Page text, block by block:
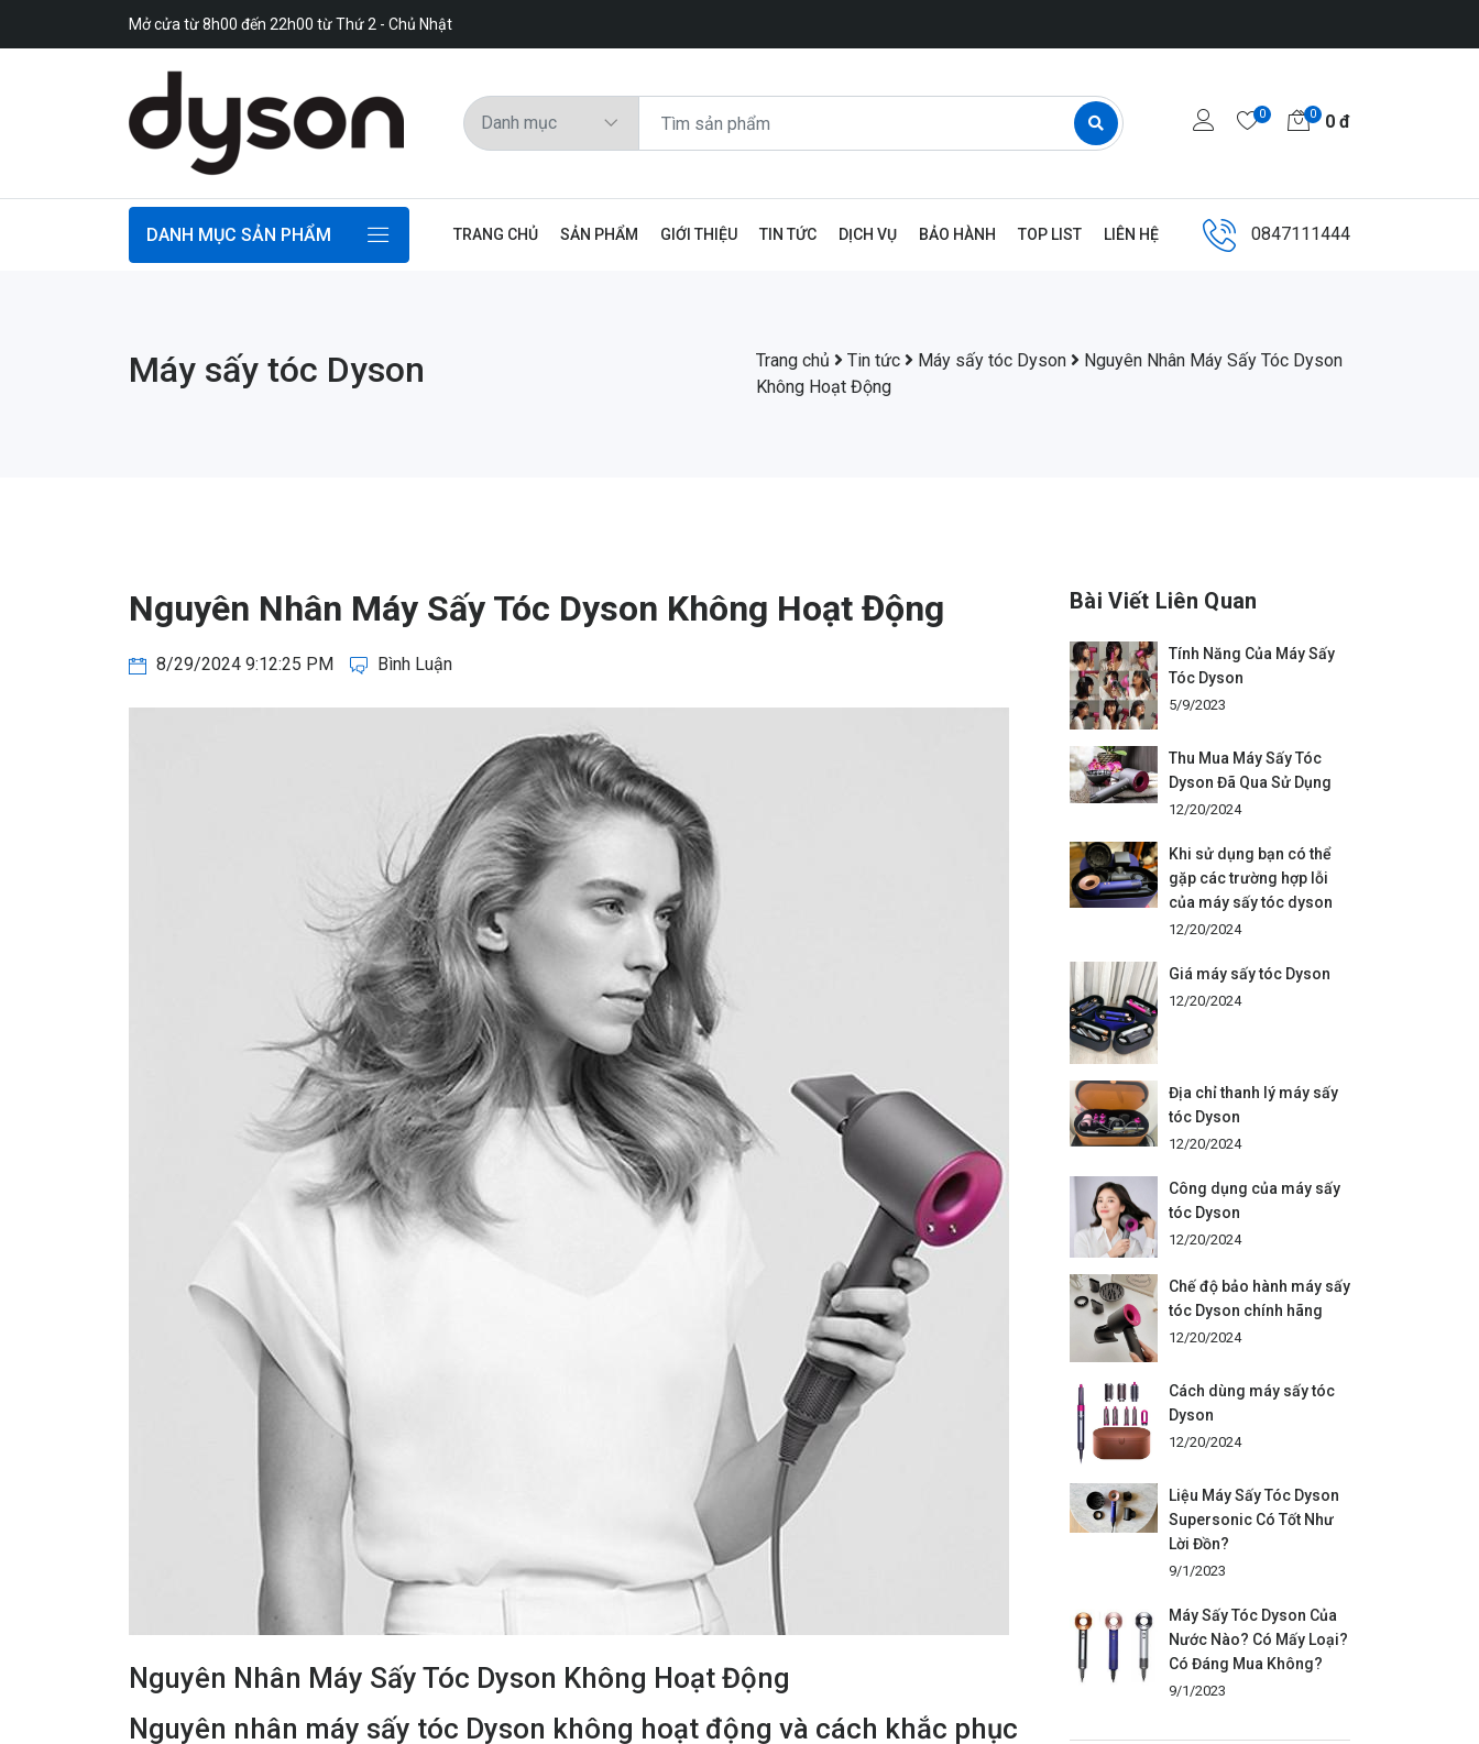
Mở cửa từ 8h00 đến 22h00 từ Thứ 2 - Chủ Nhật
0 0 0 đ
DANH MỤC SẢN PHẨM TRANG CHỦ SẢN PHẨM GIỚI THIỆU TIN TỨC DỊCH VỤ BẢO HÀNH TOP LIST LIÊN HỆ 0847111444
Máy sấy tóc Dyson Trang chủ Tin tức Máy sấy tóc Dyson
Nguyên Nhân Máy Sấy Tóc Dyson
Không Hoạt Động
Nguyên Nhân Máy Sấy Tóc Dyson Không Hoạt Động
8/29/2024 9:12:25 PM Bình Luận
Nguyên Nhân Máy Sấy Tóc Dyson Không Hoạt Động
Nguyên nhân máy sấy tóc Dyson không hoạt động và cách khắc phục
Bài Viết Liên Quan
Tính Năng Của Máy Sấy
Tóc Dyson
5/9/2023
Thu Mua Máy Sấy Tóc
Dyson Đã Qua Sử Dụng
12/20/2024
Khi sử dụng bạn có thể
gặp các trường hợp lỗi
của máy sấy tóc dyson
12/20/2024
Giá máy sấy tóc Dyson
12/20/2024
Địa chỉ thanh lý máy sấy
tóc Dyson
12/20/2024
Công dụng của máy sấy
tóc Dyson
12/20/2024
Chế độ bảo hành máy sấy
tóc Dyson chính hãng
12/20/2024
Cách dùng máy sấy tóc
Dyson
12/20/2024
Liệu Máy Sấy Tóc Dyson
Supersonic Có Tốt Như
Lời Đồn?
9/1/2023
Máy Sấy Tóc Dyson Của
Nước Nào? Có Mấy Loại?
Có Đáng Mua Không?
9/1/2023